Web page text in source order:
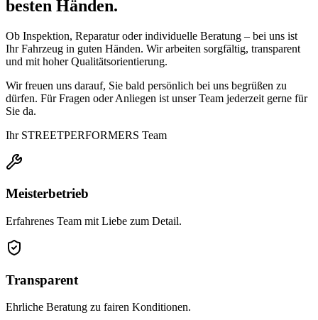
besten Händen.
Ob Inspektion, Reparatur oder individuelle Beratung – bei uns ist
Ihr Fahrzeug in guten Händen. Wir arbeiten sorgfältig, transparent
und mit hoher Qualitätsorientierung.
Wir freuen uns darauf, Sie bald persönlich bei uns begrüßen zu
dürfen. Für Fragen oder Anliegen ist unser Team jederzeit gerne für
Sie da.
Ihr STREETPERFORMERS Team
Meisterbetrieb
Erfahrenes Team mit Liebe zum Detail.
Transparent
Ehrliche Beratung zu fairen Konditionen.